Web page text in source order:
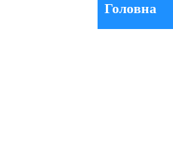
Головна